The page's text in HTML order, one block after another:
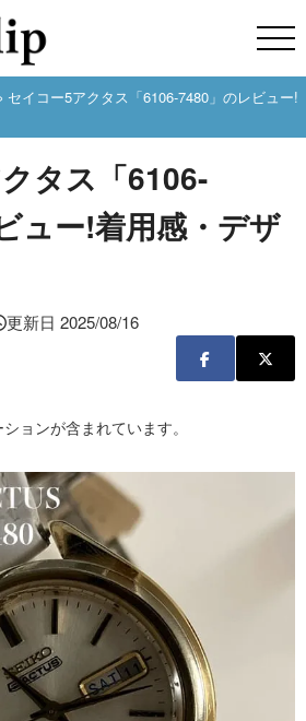
› セイコー5アクタス「6106-7480」のレビュー!
タス「6106-
ュー!着用感・デザ
更新日 2025/08/16
ョンが含まれています。